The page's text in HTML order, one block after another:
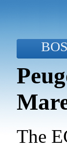
The